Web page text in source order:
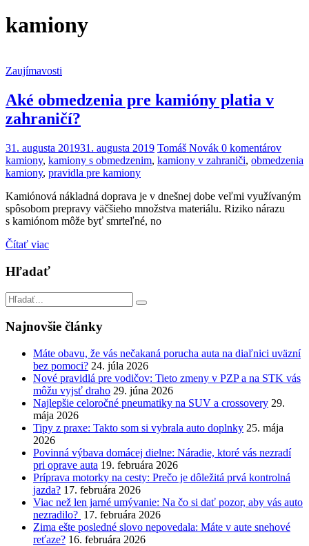
kamiony
Zaujímavosti
Aké obmedzenia pre kamióny platia v
zahraničí?
31. augusta 201931. augusta 2019 Tomáš Novák 0 komentárov
kamiony, kamiony s obmedzenim, kamiony v zahraniči, obmedzenia
kamiony, pravidla pre kamiony
Kamiónová nákladná doprava je v dnešnej dobe veľmi využívaným
spôsobom prepravy väčšieho množstva materiálu. Riziko nárazu
s kamiónom môže byť smrteľné, no
Čítať viac
Hľadať
Najnovšie články
Máte obavu, že vás nečakaná porucha auta na diaľnici uväzní
bez pomoci? 24. júla 2026
Nové pravidlá pre vodičov: Tieto zmeny v PZP a na STK vás
môžu vyjsť draho 29. júna 2026
Najlepšie celoročné pneumatiky na SUV a crossovery 29.
mája 2026
Tipy z praxe: Takto som si vybrala auto doplnky 25. mája
2026
Povinná výbava domácej dielne: Náradie, ktoré vás nezradí
pri oprave auta 19. februára 2026
Príprava motorky na cesty: Prečo je dôležitá prvá kontrolná
jazda? 17. februára 2026
Viac než len jarné umývanie: Na čo si dať pozor, aby vás auto
nezradilo? 17. februára 2026
Zima ešte posledné slovo nepovedala: Máte v aute snehové
reťaze? 16. februára 2026